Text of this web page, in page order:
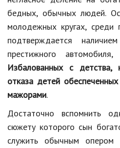
бедных, обычных людей.
молодежных кругах, среди
подтверждается
престижного
Избалованных с
отказа детей
мажорами.
Достаточно вспомнить
сюжету которого сын
служить обычным опером